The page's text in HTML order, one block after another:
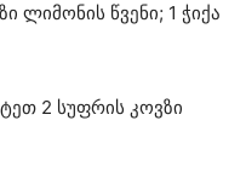
ლიმონის წვენი; 1 ჭიქა
2 სუფრის კოვზი